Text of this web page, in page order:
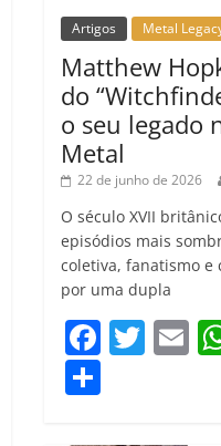
Artigos Metal
Matthew
do
o seu legado
Metal
22 de junho de 2026
O século XVII
episódios mais
coletiva, fanatismo
por uma dupla
F T E